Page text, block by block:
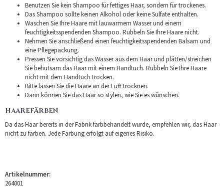
Benutzen Sie kein Shampoo für fettiges Haar, sondern für trockenes.
Das Shampoo sollte keinen Alkohol oder keine Sulfate enthalten.
Waschen Sie Ihre Haare mit lauwarmem Wasser und einem
feuchtigkeitsspendenden Shampoo. Rubbeln Sie Ihre Haare nicht.
Nehmen Sie anschließend einen feuchtigkeitsspendenden Balsam und
eine Pflegepackung.
Pressen Sie vorsichtig das Wasser aus dem Haar und plätten/streichen
Sie behutsam das Haar mit einem Handtuch. Rubbeln Sie Ihre Haare
nicht mit dem Handtuch trocken.
Bitte lassen Sie die Haare an der Luft trocknen.
Dann können Sie das Haar so stylen, wie Sie es wünschen.
HAAREFÄRBEN
Da das Haar bereits in der Fabrik farbbehandelt wurde, empfehlen wir, das Haar
nicht zu färben. Jede Färbung erfolgt auf eigenes Risiko.
Artikelnummer:
264001